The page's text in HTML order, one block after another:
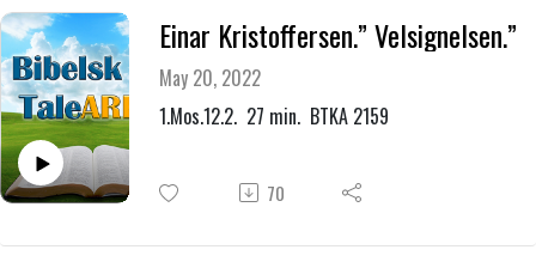
Einar Kristoffersen.” Velsignelsen.”
May 20, 2022
1.Mos.12.2. 27 min. BTKA 2159
70